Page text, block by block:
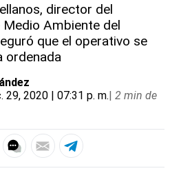
director del
Ambiente del
que el operativo se
ordenada
29, 2020 | 07:31 p. m.| 2 min de